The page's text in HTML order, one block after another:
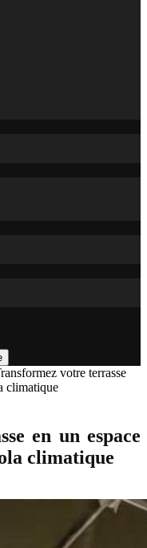
votre terrasse
climatique
en un espace
climatique